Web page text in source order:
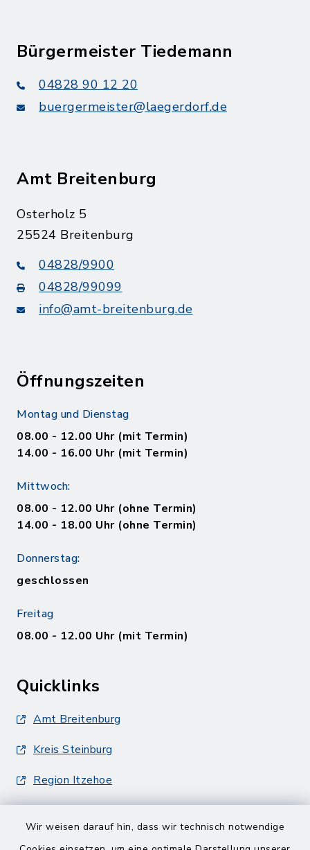
Wir weisen darauf hin, dass wir technisch notwendige
Bürgermeister Tiedemann
04828 90 12 20
buergermeister@laegerdorf.de
Amt Breitenburg
Osterholz 5
25524 Breitenburg
04828/9900
04828/99099
info@amt-breitenburg.de
Öffnungszeiten
Montag und Dienstag
08.00 - 12.00 Uhr (mit Termin)
14.00 - 16.00 Uhr (mit Termin)
Mittwoch:
08.00 - 12.00 Uhr (ohne Termin)
14.00 - 18.00 Uhr (ohne Termin)
Donnerstag:
geschlossen
Freitag
08.00 - 12.00 Uhr (mit Termin)
Quicklinks
Amt Breitenburg
Kreis Steinburg
Region Itzehoe